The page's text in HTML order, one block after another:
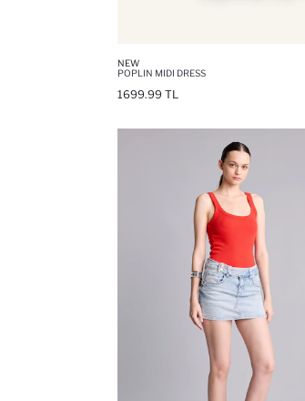
NEW
POPLIN MIDI DRESS
1699.99 TL